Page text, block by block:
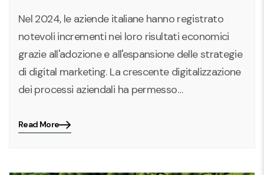
Nel 2024, le aziende italiane hanno registrato
notevoli incrementi nei loro risultati economici
grazie all'adozione e all'espansione delle strategie
di digital marketing. La crescente digitalizzazione
dei processi aziendali ha permesso…
Blog
Read More